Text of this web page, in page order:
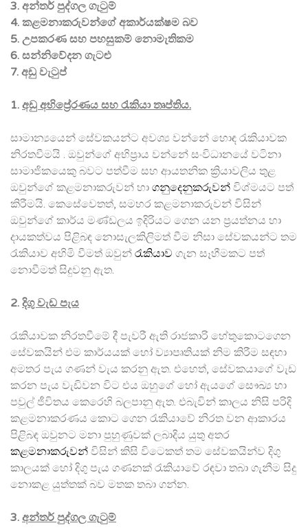
3. අන්තර් පුද්ගල ගැටුම්
4. කළමනාකරුවන්ගේ අකාර්යක්ෂම බව
5. උපකරණ සහ පහසුකම් නොමැතිකම
6. සන්නිවේදන ගැටළු
7. අඩු වැටුප්
1. අඩු අභිප්‍රේරණය සහ රැකියා තෘප්තිය.
සාමාන්‍යයෙන් සේවකයන්ට අවශ්‍ය වන්නේ හොඳ රැකියාවක
නිරතවීමයි . ඔවුන්ගේ අභිප්‍රාය වන්නේ සංවිධානයේ වටිනා
සාමාජිකයෙකු බවට පත්වීම සහ ආයතනික ක්‍රියාවලිය තුළ
ඔවුන්ගේ කළමනාකරුවන් හා ගනුදෙනුකරුවන් විශ්මයට පත්
කිරීමයි. කෙසේවෙතත්, සමහර කළමනාකරුවන් විසින්
ඔවුන්ගේ කාර්ය මණ්ඩලය ඉදිරියට ගෙන යන ප්‍රයත්නය හා
දායකත්වය පිළිබඳ නොසැලකිලිමත් වීම නිසා සේවකයන්ට තම
රැකියාව අහිමි වීමත් ඔවුන් රැකියාව ගැන සෑහීමකට පත්
නොවීමත් සිදුවනු ඇත.
2. දිගු වැඩ පැය
රැකියාවක නිරතවීමේ දී පැවරී ඇති රාජකාරි හේතුකොටගෙන
සේවකයින් එම කාර්යයක් හෝ ව්‍යාපෘතියක් නිම කිරීම සඳහා
අමතර පැය ගණන් වැය කරනු ඇත. එහෙත්, සේවකයාගේ වැඩ
කරන පැය වැඩිවන විට එය ඔහුගේ හෝ ඇයගේ සෞඛ්‍ය හා
පවුල් ජීවිතය කෙරෙහි බලපානු ඇත. එබැවින් කාලය නිසි පරිදි
කළමනාකරණය කොට ගෙන රැකියාවේ නිරත වන ආකාරය
පිළිබඳ ඔවුනට මනා පුහුණුවක් ලබාදිය යුතු අතර
කළමනාකරුවන් විසින් කිසි විටෙකත් තම සේවකයින්ව දිගු
කාලයක් හෝ දිගු පැය ගණනක් රැකියාවේ රඳවා තබා ගැනීම සිදු
නොකළ යුත්තක් බව මතක තබා ගන්න.
3. අන්තර් පුද්ගල ගැටුම්